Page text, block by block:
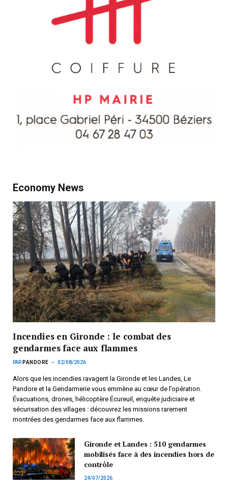
Economy News
Incendies en Gironde : le combat des
gendarmes face aux flammes
PAR PANDORE 02/08/2026
Alors que les incendies ravagent la Gironde et les Landes, Le
Pandore et la Gendarmerie vous emmène au cœur de l’opération.
Évacuations, drones, hélicoptère Écureuil, enquête judiciaire et
sécurisation des villages : découvrez les missions rarement
montrées des gendarmes face aux flammes.
Gironde et Landes : 510 gendarmes
mobilisés face à des incendies hors de
contrôle
24/07/2026